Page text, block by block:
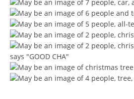
ФОРМУЛАРИ ЗА
ЗДРАВСТВЕНО
ПРВА ПОМОШ
КРВОДАРИТЕЛСТВО
ИНФОРМАЦИИ ЗА